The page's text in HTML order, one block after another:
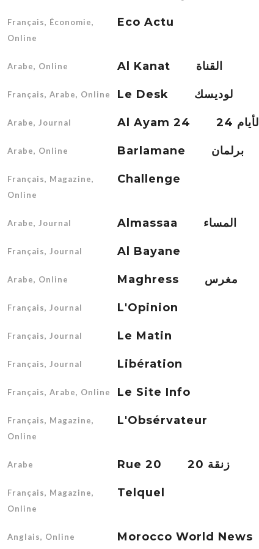
Français, Économie,
Online
Eco Actu
Arabe, Online Al Kanat القناة
Français, Arabe, Online Le Desk لوديسك
Arabe, Journal Al Ayam 24 الأيام 24
Arabe, Online Barlamane برلمان
Français, Magazine,
Online
Challenge
Arabe, Journal Almassaa المساء
Français, Journal Al Bayane
Arabe, Online Maghress مغرس
Français, Journal L'Opinion
Français, Journal Le Matin
Français, Journal Libération
Français, Arabe, Online Le Site Info
Français, Magazine,
Online
L'Obsérvateur
Arabe Rue 20 زنقة 20
Français, Magazine,
Online
Telquel
Anglais, Online Morocco World News